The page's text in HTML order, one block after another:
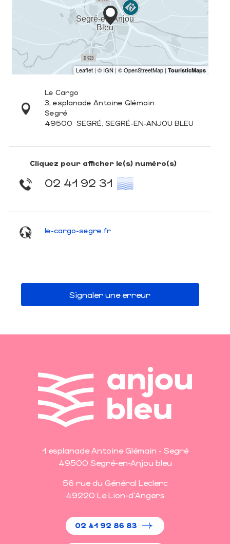
Le Cargo
3, esplanade Antoine Glémain
Segré
49500 SEGRÉ, SEGRÉ-EN-ANJOU BLEU
Cliquez pour afficher le(s) numéro(s)
02 41 92 31 ▒▒
le-cargo-segre.fr
Signaler une erreur
1 esplanade Antoine Glémain - Segré
49500 Segré-en-Anjou bleu
56 rue du Général Leclerc
49220 Le Lion-d'Angers
02 41 92 86 83